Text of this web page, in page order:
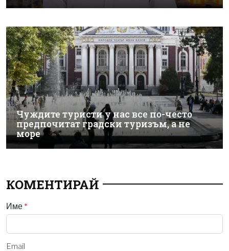
Чуждите туристи у нас все по-често
предпочитат градски туризъм, а не
море
КОМЕНТИРАЙ
Име *
Email